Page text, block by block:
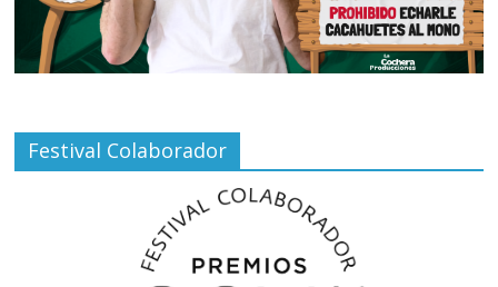
Festival Colaborador